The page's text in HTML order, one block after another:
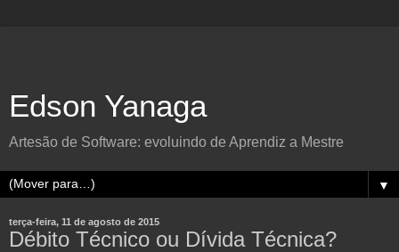
Edson Yanaga
Artesão de Software: evoluindo de Aprendiz a Mestre
▼
terça-feira, 11 de agosto de 2015
Débito Técnico ou Dívida Técnica?